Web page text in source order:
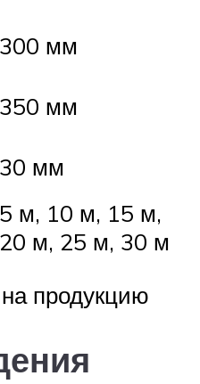
300 мм
350 мм
30 мм
5 м, 10 м, 15 м,
20 м, 25 м, 30 м
продукцию